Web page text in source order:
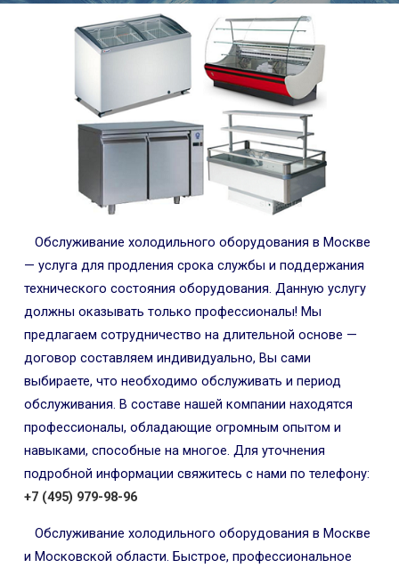
Обслуживание холодильного оборудования в Москве
— услуга для продления срока службы и поддержания
технического состояния оборудования. Данную услугу
должны оказывать только профессионалы! Мы
предлагаем сотрудничество на длительной основе —
договор составляем индивидуально, Вы сами
выбираете, что необходимо обслуживать и период
обслуживания. В составе нашей компании находятся
профессионалы, обладающие огромным опытом и
навыками, способные на многое. Для уточнения
подробной информации свяжитесь с нами по телефону:
+7 (495) 979-98-96
Обслуживание холодильного оборудования в Москве
и Московской области. Быстрое, профессиональное